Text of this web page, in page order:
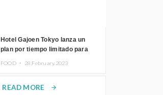
Hotel Gajoen Tokyo lanza un
plan por tiempo limitado para
FOOD ・ 28.February.2023
READ MORE arrow_forward